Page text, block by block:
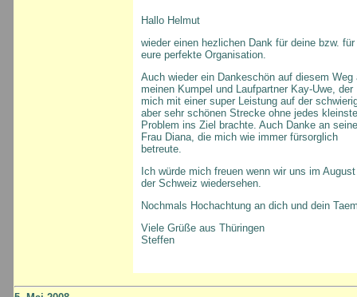
Hallo Helmut
wieder einen hezlichen Dank für deine bzw. für
eure perfekte Organisation.
Auch wieder ein Dankeschön auf diesem Weg
meinen Kumpel und Laufpartner Kay-Uwe, der
mich mit einer super Leistung auf der
aber sehr schönen Strecke ohne jedes kleinste
Problem ins Ziel brachte. Auch Danke an
Frau Diana, die mich wie immer fürsorglich
betreute.
Ich würde mich freuen wenn wir uns im
der Schweiz wiedersehen.
Nochmals Hochachtung an dich und dein
Viele Grüße aus Thüringen
Steffen